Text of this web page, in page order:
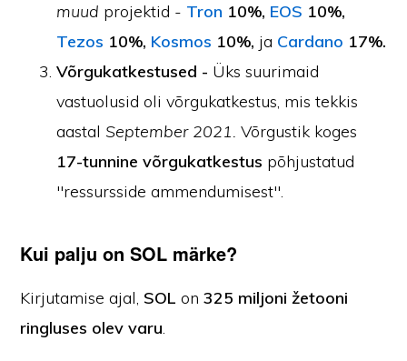
muud projektid - Tron 10%, EOS 10%,
Tezos 10%, Kosmos 10%, ja Cardano 17%.
Võrgukatkestused - Üks suurimaid
vastuolusid oli võrgukatkestus, mis tekkis
aastalSeptember 2021. Võrgustik koges
17-tunnine võrgukatkestus põhjustatud
"ressursside ammendumisest".
Kui palju on SOL märke?
Kirjutamise ajal, SOLon325 miljoni žetooni
ringluses olev varu.